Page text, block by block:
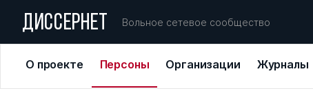
ДИССЕРНЕТ Вольное сетевое сообщество
О проекте Персоны Организации Журналы